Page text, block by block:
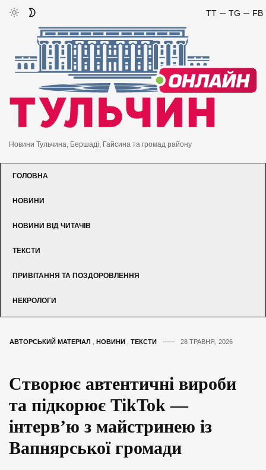
FB
TG
TT
Новини Тульчина, Бершаді, Гайсина та громад району
ГОЛОВНА
НОВИНИ
НОВИНИ ВІД ЧИТАЧІВ
ТЕКСТИ
ПРИВІТАННЯ ТА ПОЗДОРОВЛЕННЯ
НЕКРОЛОГИ
АВТОРСЬКИЙ МАТЕРІАЛ НОВИНИ ТЕКСТИ 28 ТРАВНЯ, 2026
Створює автентичні вироби
та підкорює TikTok —
інтерв’ю з майстринею із
Вапнярської громади